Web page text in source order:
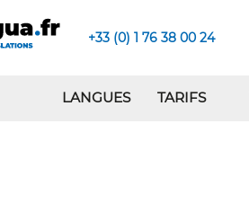
+33 (0) 1 76 38 00 24
LANGUES TARIFS